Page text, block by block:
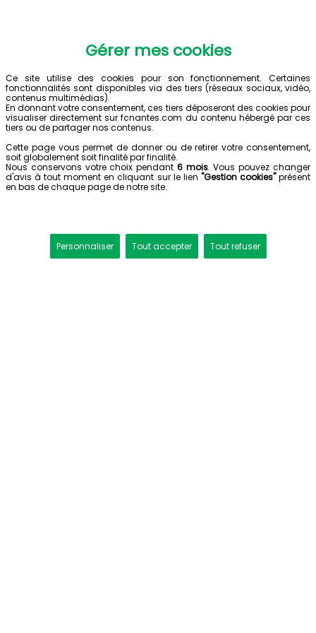
Gérer mes cookies
Ce site utilise des cookies pour son fonctionnement. Certaines
fonctionnalités sont disponibles via des tiers (réseaux sociaux, vidéo,
contenus multimédias).
En donnant votre consentement, ces tiers déposeront des cookies pour
visualiser directement sur fcnantes.com du contenu hébergé par ces
tiers ou de partager nos contenus.
Cette page vous permet de donner ou de retirer votre consentement,
soit globalement soit finalité par finalité.
Nous conservons votre choix pendant 6 mois. Vous pouvez changer
d'avis à tout moment en cliquant sur le lien "Gestion cookies"présent
en bas de chaque page de notre site.
Personnaliser Tout accepter Tout refuser